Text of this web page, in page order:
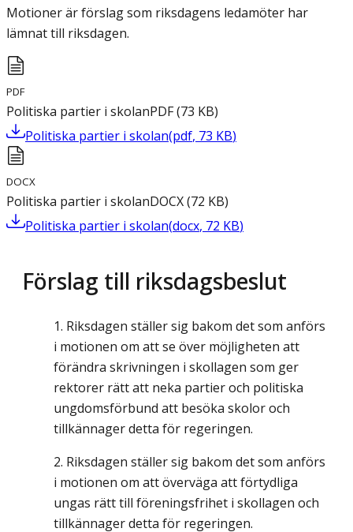
Motioner är förslag som riksdagens ledamöter har
lämnat till riksdagen.
PDF
Politiska partier i skolanPDF(73 KB)
Politiska partier i skolan(pdf, 73 KB)
DOCX
Politiska partier i skolanDOCX(72 KB)
Politiska partier i skolan(docx, 72 KB)
Förslag till riksdagsbeslut
Riksdagen ställer sig bakom det som anförs
i motionen om att se över möjligheten att
förändra skrivningen i skollagen som ger
rektorer rätt att neka partier och politiska
ungdomsförbund att besöka skolor och
tillkännager detta för regeringen.
Riksdagen ställer sig bakom det som anförs
i motionen om att överväga att förtydliga
ungas rätt till föreningsfrihet i skollagen och
tillkännager detta för regeringen.